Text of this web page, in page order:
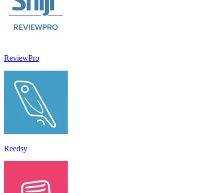
ReviewPro
Reedsy